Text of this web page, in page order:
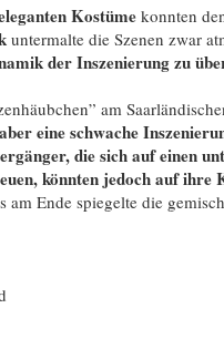
Kostümekonnten
untermalte die Szenen zwar
der Inszenierung zu
am
eine schwache
die sich auf einen
könnten jedoch auf ihre
am Ende spiegelte die